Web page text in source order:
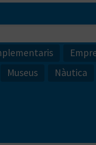
Museus Nàutica